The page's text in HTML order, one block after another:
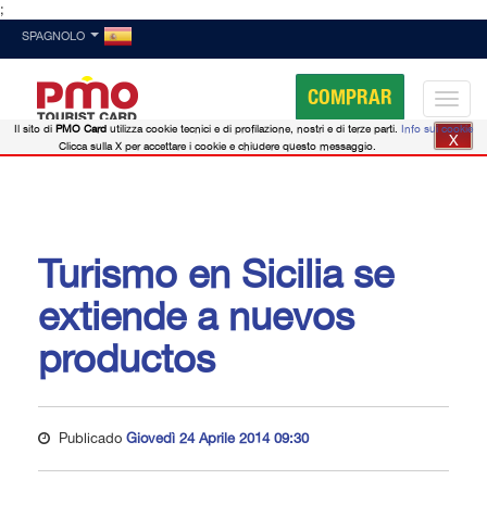
;
SPAGNOLO
COMPRAR
Turismo en Sicilia se
extiende a nuevos
productos
Publicado Giovedì 24 Aprile 2014 09:30
Il sito di PMO Card utilizza cookie tecnici e di profilazione, nostri e di terze parti. Info sui cookie
Clicca sulla X per accettare i cookie e chiudere questo messaggio.
X